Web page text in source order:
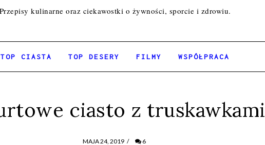
kulinarne oraz ciekawostki o żywności, sporcie i zdrowiu.
TOP CIASTA TOP DESERY FILMY WSPÓŁPRACA
ciasto z truskawkami
MAJA 24, 2019 / 6